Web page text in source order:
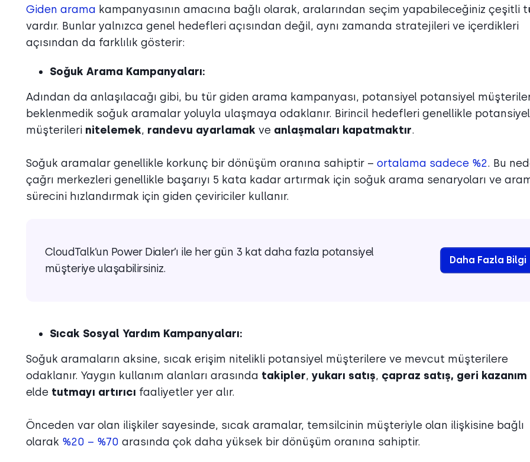
Giden arama kampanyasının amacına bağlı olarak, aralarından seçim yapabileceğiniz çeşitli
vardır. Bunlar yalnızca genel hedefleri açısından değil, aynı zamanda stratejileri ve içerdikleri
açısından da farklılık gösterir:
Soğuk Arama Kampanyaları:
Adından da anlaşılacağı gibi, bu tür giden arama kampanyası, potansiyel potansiyel
beklenmedik soğuk aramalar yoluyla ulaşmaya odaklanır. Birincil hedefleri genellikle potansiyel
müşterileri nitelemek, randevu ayarlamak ve anlaşmaları kapatmaktır.
Soğuk aramalar genellikle korkunç bir dönüşüm oranına sahiptir – ortalama sadece %2. Bu
çağrı merkezleri genellikle başarıyı 5 kata kadar artırmak için soğuk arama senaryoları ve
sürecini hızlandırmak için giden çeviriciler kullanır.
CloudTalk’un Power Dialer’ı ile her gün 3 kat daha fazla potansiyel
müşteriye ulaşabilirsiniz.
Daha Fazla Bilgi
Sıcak Sosyal Yardım Kampanyaları:
Soğuk aramaların aksine, sıcak erişim nitelikli potansiyel müşterilere ve mevcut müşterilere
odaklanır. Yaygın kullanım alanları arasında takipler, yukarı satış, çapraz satış, geri kazanım
elde tutmayı artırıcı faaliyetler yer alır.
Önceden var olan ilişkiler sayesinde, sıcak aramalar, temsilcinin müşteriyle olan ilişkisine bağlı
olarak %20 – %70 arasında çok daha yüksek bir dönüşüm oranına sahiptir.